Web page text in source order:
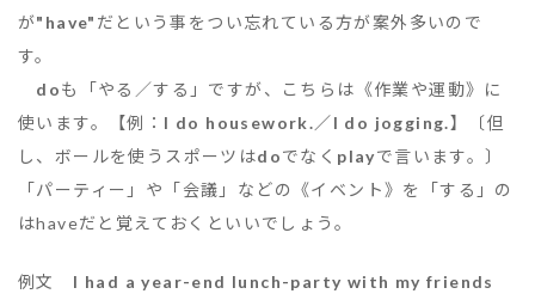
が"have" だという事をつい忘れている方が案外多いので
す。
doも「やる／する」ですが、こちらは《作業や運動》に
使います。【例： I do housework.／I do jogging.】〔但
し、ボールを使うスポーツはdoでなく playで言います。〕
「パーティー」や「会議」などの《イベント》を「する」の
はhaveだと覚えておくといいでしょう。
例文 I had a year-end lunch-party with my friends